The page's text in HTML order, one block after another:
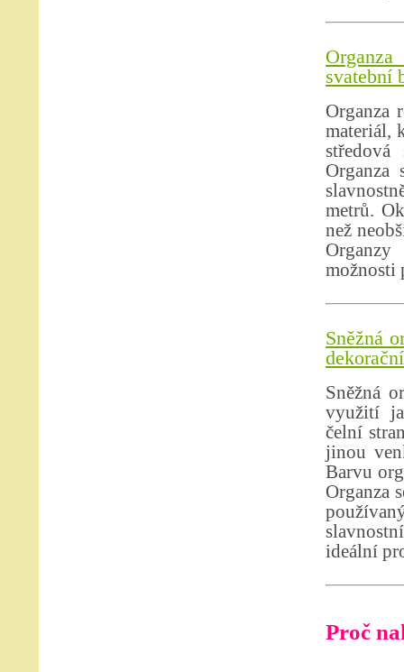
svatební
Organza
materiál,
Organza
metrů.
než
možnosti
Sněžná
Sněžná
využití
čelní
jinou
Barvu
Organza
ideální
Proč